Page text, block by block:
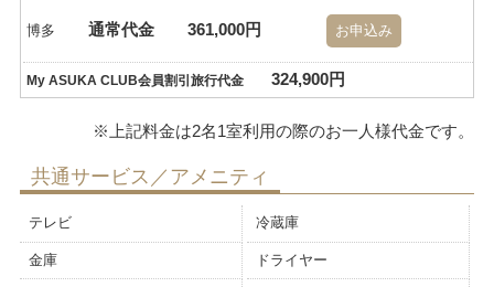
博多 通常代金 361,000円 お申込み
My ASUKA CLUB会員割引旅行代金 324,900円
共通サービス／アメニティ
テレビ 冷蔵庫
金庫 ドライヤー